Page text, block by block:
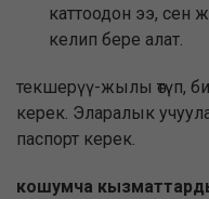
каттоодон ээ, сен
келип бере алат.
текшерүү-жылы өтүп,
керек. Эларалык
паспорт керек.
кошумча